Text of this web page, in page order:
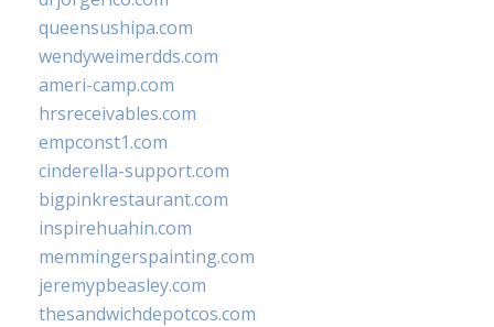
queensushipa.com
wendyweimerdds.com
ameri-camp.com
hrsreceivables.com
empconst1.com
cinderella-support.com
bigpinkrestaurant.com
inspirehuahin.com
memmingerspainting.com
jeremypbeasley.com
thesandwichdepotcos.com